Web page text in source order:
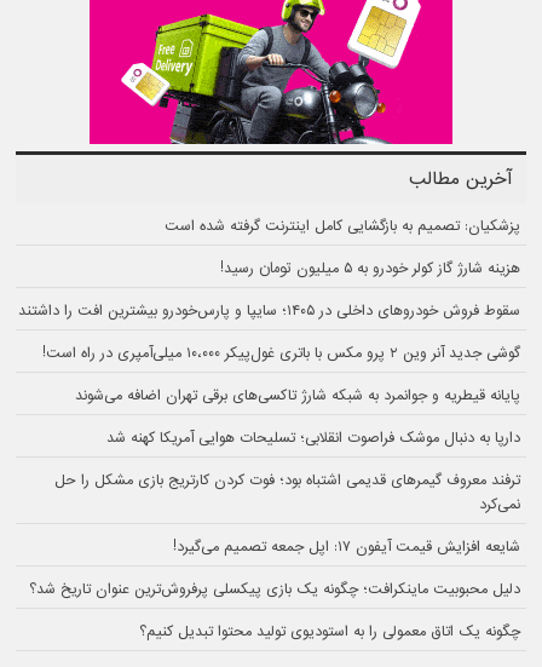
آخرین مطالب
پزشکیان: تصمیم به بازگشایی کامل اینترنت گرفته شده است
هزینه شارژ گاز کولر خودرو به ۵ میلیون تومان رسید!
سقوط فروش خودروهای داخلی در ۱۴۰۵؛ سایپا و پارس‌خودرو بیشترین افت را داشتند
گوشی جدید آنر وین ۲ پرو مکس با باتری غول‌پیکر ۱۰،۰۰۰ میلی‌آمپری در راه است!
پایانه قیطریه و جوانمرد به شبکه شارژ تاکسی‌های برقی تهران اضافه می‌شوند
دارپا به دنبال موشک فراصوت انقلابی؛ تسلیحات هوایی آمریکا کهنه شد
ترفند معروف گیمرهای قدیمی اشتباه بود؛ فوت کردن کارتریج بازی مشکل را حل
نمی‌کرد
شایعه افزایش قیمت آیفون ۱۷: اپل جمعه تصمیم می‌گیرد!
دلیل محبوبیت ماینکرافت؛ چگونه یک بازی پیکسلی پرفروش‌ترین عنوان تاریخ شد؟
چگونه یک اتاق معمولی را به استودیوی تولید محتوا تبدیل کنیم؟